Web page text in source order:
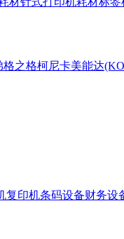
格之格柯尼卡美能达
复印机条码设备财务设